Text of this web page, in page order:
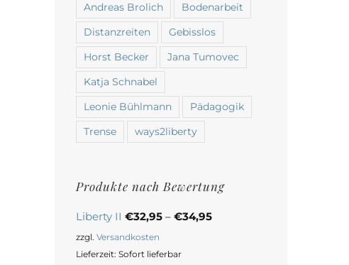
Andreas Brolich Bodenarbeit
Distanzreiten Gebisslos
Horst Becker Jana Tumovec
Katja Schnabel
Leonie Bühlmann Pädagogik
Trense ways2liberty
Produkte nach Bewertung
Liberty II €32,95 –€34,95
zzgl.Versandkosten
Lieferzeit:Sofort lieferbar